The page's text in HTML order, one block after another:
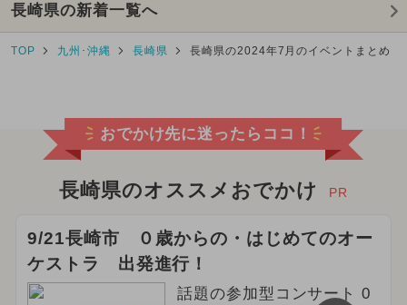
長崎県の新着一覧へ
TOP 九州･沖縄 長崎県 長崎県の2024年7月のイベントまとめ
おでかけ先に迷ったらココ！
長崎県のオススメおでかけ PR
9/21長崎市 ０歳からの・はじめてのオー
ケストラ 出発進行！
話題の参加型コンサート 0